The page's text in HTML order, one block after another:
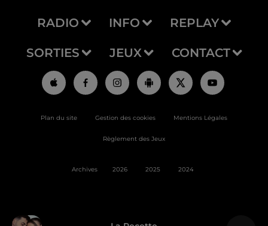
RADIO INFO REPLAY
SORTIES JEUX CONTACT
Plan du site Gestion des cookies Mentions Légales
Règlement des Jeux
Archives 2026 2025 2024